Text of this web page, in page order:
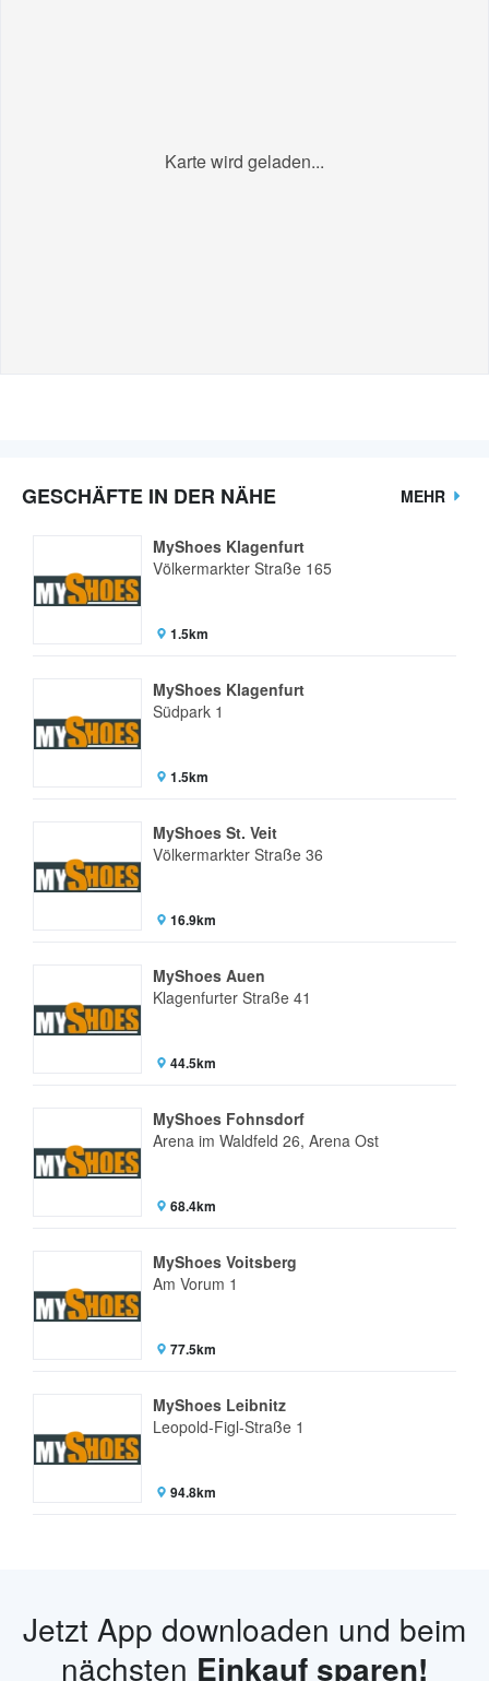
Karte wird geladen...
GESCHÄFTE IN DER NÄHE MEHR
MyShoes Klagenfurt
Völkermarkter Straße 165
1.5km
MyShoes Klagenfurt
Südpark 1
1.5km
MyShoes St. Veit
Völkermarkter Straße 36
16.9km
MyShoes Auen
Klagenfurter Straße 41
44.5km
MyShoes Fohnsdorf
Arena im Waldfeld 26, Arena Ost
68.4km
MyShoes Voitsberg
Am Vorum 1
77.5km
MyShoes Leibnitz
Leopold-Figl-Straße 1
94.8km
Jetzt App downloaden und beim
nächsten Einkauf sparen!